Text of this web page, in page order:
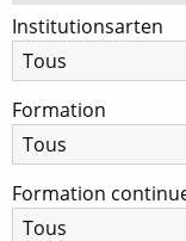
Institutionsarten
Formation
Formation